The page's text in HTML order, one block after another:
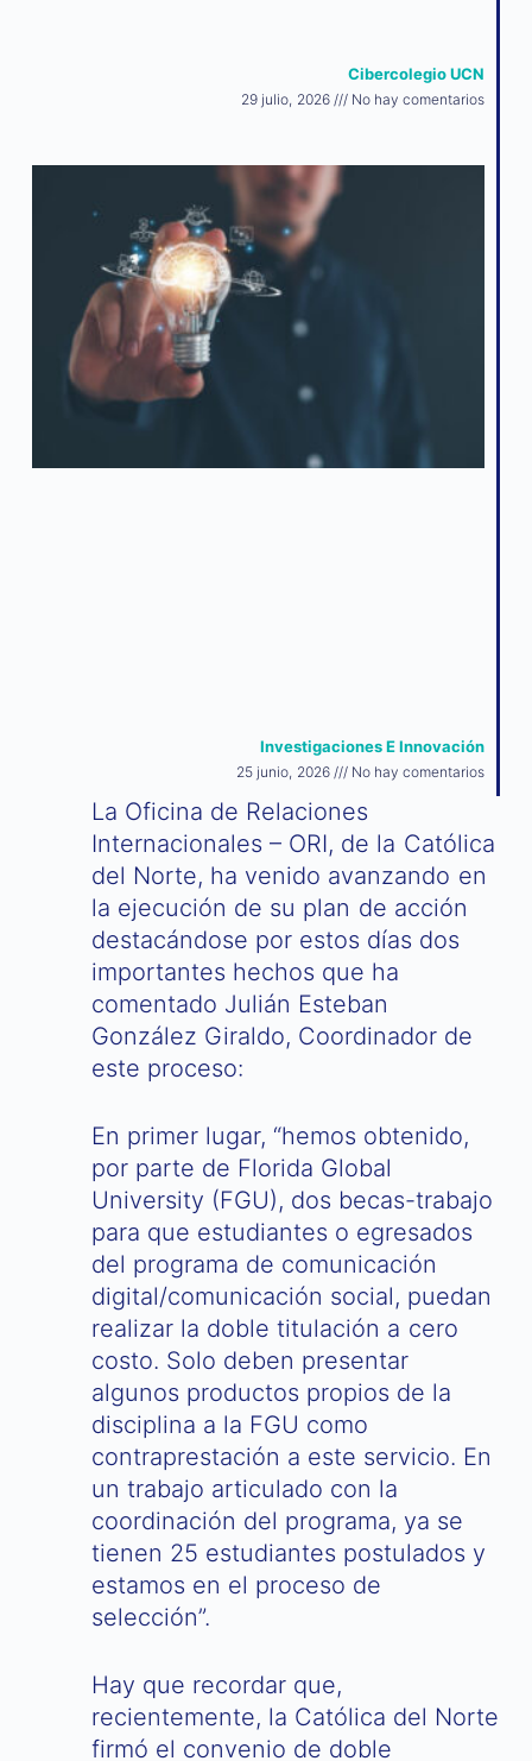
Cibercolegio UCN
29 julio, 2026 No hay comentarios
Investigaciones E Innovación
25 junio, 2026 No hay comentarios
La Oficina de Relaciones
Internacionales – ORI, de la Católica
del Norte, ha venido avanzando en
la ejecución de su plan de acción
destacándose por estos días dos
importantes hechos que ha
comentado Julián Esteban
González Giraldo, Coordinador de
este proceso:
En primer lugar, “hemos obtenido,
por parte de Florida Global
University (FGU), dos becas-trabajo
para que estudiantes o egresados
del programa de comunicación
digital/comunicación social, puedan
realizar la doble titulación a cero
costo. Solo deben presentar
algunos productos propios de la
disciplina a la FGU como
contraprestación a este servicio. En
un trabajo articulado con la
coordinación del programa, ya se
tienen 25 estudiantes postulados y
estamos en el proceso de
selección”.
Hay que recordar que,
recientemente, la Católica del Norte
firmó el convenio de doble